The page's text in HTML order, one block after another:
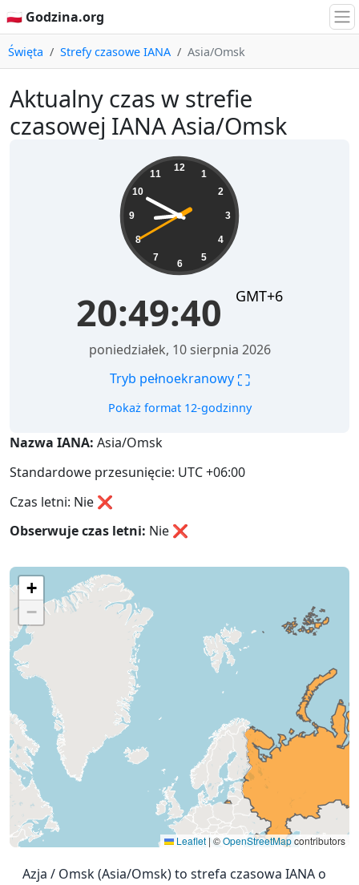
🇵🇱 Godzina.org
Święta Strefy czasowe IANA Asia/Omsk
Aktualny czas w strefie
czasowej IANA Asia/Omsk
12
1
2
3
4
5
6
7
8
9
10
11
20:49:40 GMT+6
poniedziałek, 10 sierpnia 2026
Tryb pełnoekranowy ⛶
Pokaż format 12-godzinny
Nazwa IANA: Asia/Omsk
Standardowe przesunięcie: UTC +06:00
Czas letni: Nie ❌
Obserwuje czas letni: Nie ❌
+
−
Leaflet | ©OpenStreetMapcontributors
Azja / Omsk (Asia/Omsk) to strefa czasowa IANA o